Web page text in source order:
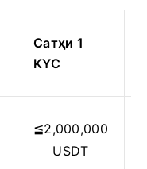
Сатҳи 1
KYC
≦2,000,000
USDT